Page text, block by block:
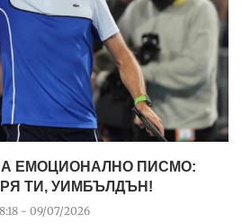
ЕМОЦИОНАЛНО ПИСМО:
ТИ, УИМБЪЛДЪН!
- 09/07/2026